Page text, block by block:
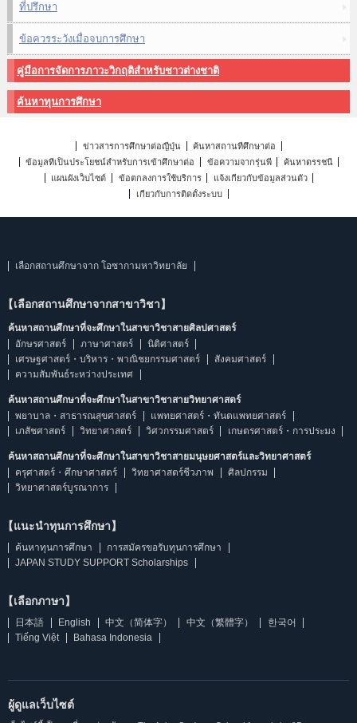
ที่ปรึกษา
ข้อควรระวังเมื่อจบการศึกษา
คู่มือการจัดการภาวะวิกฤติสำหรับชาวต่างชาติ
ค้นหาทุนการศึกษา
ข่าวสารการศึกษาต่อญี่ปุ่น
ค้นหาสถานที่ศึกษาต่อ
ข้อมูลที่เป็นประโยชน์สำหรับการเข้าศึกษาต่อ
ข้อความจากรุ่นพี่
ค้นหาดรรชนี
แผนผังเว็บไซต์
ข้อตกลงการใช้บริการ
แจ้งเกี่ยวกับข้อมูลส่วนตัว
เกี่ยวกับการติดตั้งระบบ
เลือกสถานศึกษาจาก โอซากามหาวิทยาลัย
【เลือกสถานศึกษาจากสาขาวิชา】
ค้นหาสถานศึกษาที่จะศึกษาในสาขาวิชาสายศิลปศาสตร์
อักษรศาสตร์
ภาษาศาสตร์
นิติศาสตร์
เศรษฐศาสตร์・บริหาร・พาณิชยกรรมศาสตร์
สังคมศาสตร์
ความสัมพันธ์ระหว่างประเทศ
ค้นหาสถานศึกษาที่จะศึกษาในสาขาวิชาสายวิทยาศาสตร์
พยาบาล・สาธารณสุขศาสตร์
แพทยศาสตร์・ทันตแพทยศาสตร์
เภสัชศาสตร์
วิทยาศาสตร์ วิศวกรรมศาสตร์ เกษตรศาสตร์・การประมง
ค้นหาสถานศึกษาที่จะศึกษาในสาขาวิชาสายมนุษยศาสตร์และวิทยาศาสตร์
ครุศาสตร์・ศึกษาศาสตร์
วิทยาศาสตร์ชีวภาพ
ศิลปกรรม
วิทยาศาสตร์บูรณาการ
【แนะนำทุนการศึกษา】
ค้นหาทุนการศึกษา
การสมัครขอรับทุนการศึกษา
JAPAN STUDY SUPPORT Scholarships
【เลือกภาษา】
日本語 English 中文（简体字） 中文（繁體字）
한국어
Tiếng Việt
Bahasa Indonesia
ผู้ดูแลเว็บไซต์